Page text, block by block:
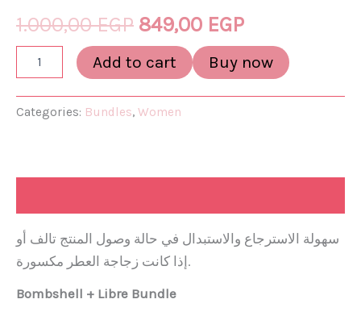
1.000,00EGP 849,00 EGP
Add to cart Buy now
Categories: Bundles, Women
سهولة الاسترجاع والاستبدال في حالة وصول المنتج تالف أو
إذا كانت زجاجة العطر مكسورة.
Bombshell + Libre Bundle